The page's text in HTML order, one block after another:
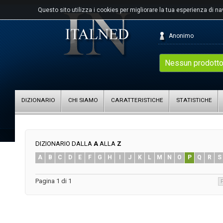
Questo sito utilizza i cookies per migliorare la tua esperienza di
Nessun
Anonimo
DIZIONARIO CHI SIAMO CARATTERISTICHE STATISTICHE
DIZIONARIO DALLA A ALLA Z
A B C D E F G H J K L M N O P Q R S
Pagina 1 di 1